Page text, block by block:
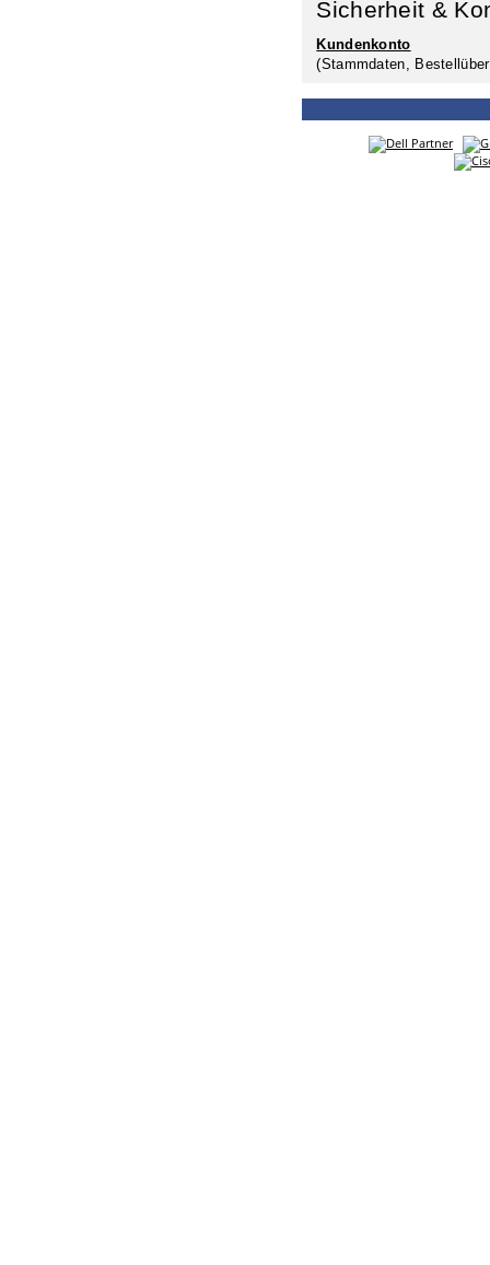
Sicherheit &
Kundenkonto
(Stammdaten,